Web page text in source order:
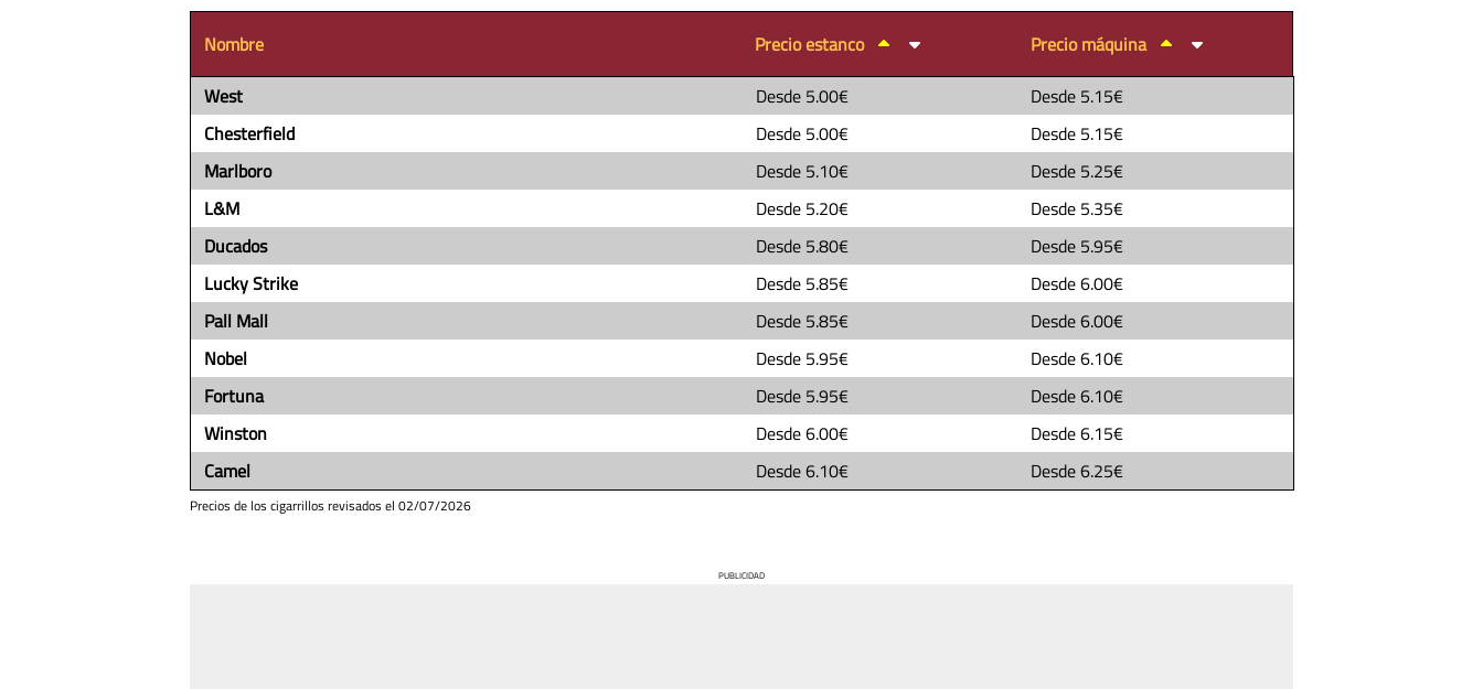
Nombre Precio estanco
Precio máquina
West
Desde 5.00€ Desde 5.15€
Chesterfield
Desde 5.00€ Desde 5.15€
Marlboro
Desde 5.10€ Desde 5.25€
L&M
Desde 5.20€ Desde 5.35€
Ducados
Desde 5.80€ Desde 5.95€
Lucky Strike
Desde 5.85€ Desde6.00€
Pall Mall
Desde 5.85€ Desde6.00€
Nobel
Desde 5.95€ Desde6.10€
Fortuna
Desde 5.95€ Desde6.10€
Winston
Desde6.00€ Desde6.15€
Camel
Desde6.10€ Desde6.25€
Precios de los cigarrillos revisados el 02/07/2026
PUBLICIDAD